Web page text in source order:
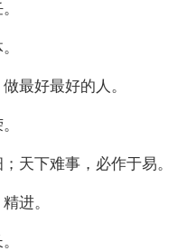
最好最好的人。
天下难事，必作于易。
进。